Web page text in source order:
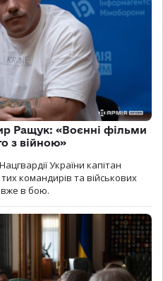
Ращук: «Воєнні фільми
з війною»
України капітан
командирів та військових
вже в бою.